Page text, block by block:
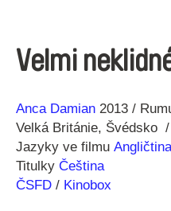
Velmi
Režie
Anca Damian
Rok 2013
Velká Británie Švédsko
Jazyky ve filmu Angličtina
Titulky Čeština
ČSFD / Kinobox